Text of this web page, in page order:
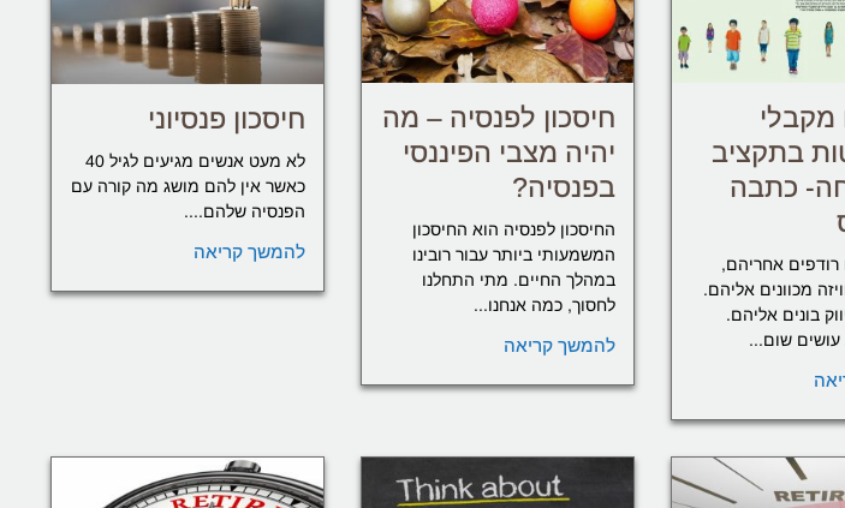
מקבלי
בתקציב
כתבה
אחריהם,
מכוונים אליהם.
בונים אליהם.
עושים שום...
חיסכון לפנסיה – מה
יהיה מצבי הפיננסי
בפנסיה?
החיסכון לפנסיה הוא החיסכון
המשמעותי ביותר עבור רובינו
במהלך החיים. מתי התחלנו
לחסוך, כמה אנחנו...
להמשך קריאה
חיסכון פנסיוני
לא מעט אנשים מגיעים לגיל 40
כאשר אין להם מושג מה קורה עם
הפנסיה שלהם....
להמשך קריאה